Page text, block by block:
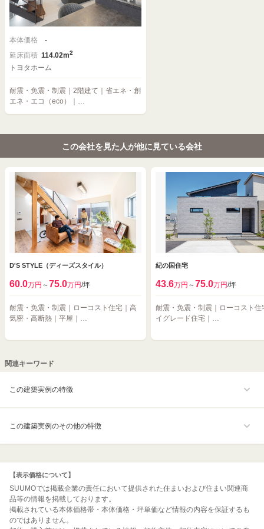
本体価格
-
延床面積 114.02m2
トヨタホーム
耐震・免震・制震｜2階建て｜省エネ・創
エネ・エコ（eco）｜…
この会社を見た人が他に見ている会社
D'S STYLE（ディーズスタイル）
60.0万円 ～75.0万円/坪
耐震・免震・制震｜ローコスト住宅｜高
気密・高断熱｜平屋｜…
紀の国住宅
43.6万円 ～75.0万円/坪
耐震・免震・制震｜ローコスト住
イグレード住宅｜…
関連キーワード
この建築実例の特徴
この建築実例のその他の特徴
【表示価格について】
SUUMOでは掲載企業の責任において提供された住まいおよび住まい関連商
品等の情報を掲載しております。
掲載されている本体価格帯・本体価格・坪単価など情報の内容を保証するも
のではありません。